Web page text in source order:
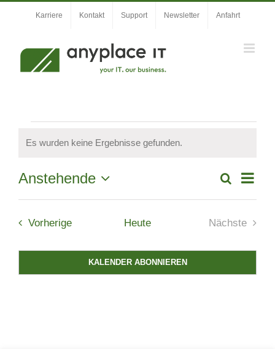
Karriere Kontakt Support Newsletter Anfahrt
Veranstaltungen
Hinweis
Es wurden keine Ergebnisse gefunden.
und
Suche
Liste
Anstehende
Datum
VorherigeVeranstaltungen
Heute
Nächste
KALENDER ABONNIEREN